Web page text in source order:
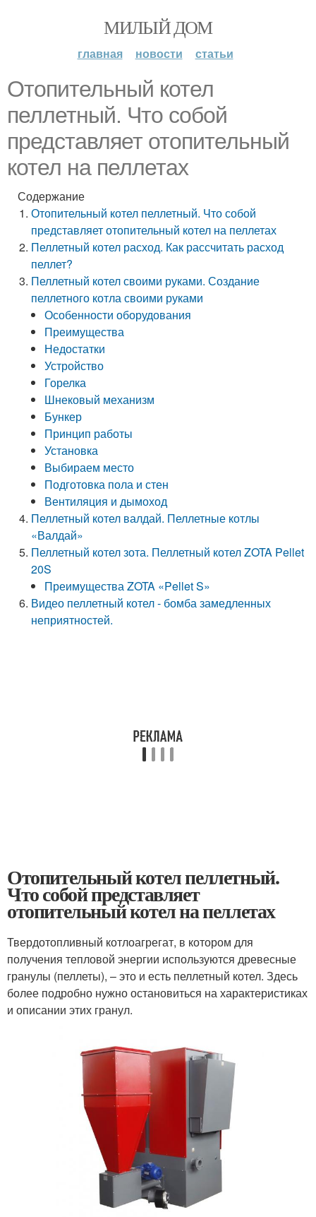
МИЛЫЙ ДОМ
главная новости статьи
Отопительный котел
пеллетный. Что собой
представляет отопительный
котел на пеллетах
Содержание
Отопительный котел пеллетный. Что собой
представляет отопительный котел на пеллетах
Пеллетный котел расход. Как рассчитать расход
пеллет?
Пеллетный котел своими руками. Создание
пеллетного котла своими руками
Особенности оборудования
Преимущества
Недостатки
Устройство
Горелка
Шнековый механизм
Бункер
Принцип работы
Установка
Выбираем место
Подготовка пола и стен
Вентиляция и дымоход
Пеллетный котел валдай. Пеллетные котлы
«Валдай»
Пеллетный котел зота. Пеллетный котел ZOTA Pellet
20S
Преимущества ZOTA «Pellet S»
Видео пеллетный котел - бомба замедленных
неприятностей.
Отопительный котел пеллетный.
Что собой представляет
отопительный котел на пеллетах
Твердотопливный котлоагрегат, в котором для
получения тепловой энергии используются древесные
гранулы (пеллеты), – это и есть пеллетный котел. Здесь
более подробно нужно остановиться на характеристиках
и описании этих гранул.